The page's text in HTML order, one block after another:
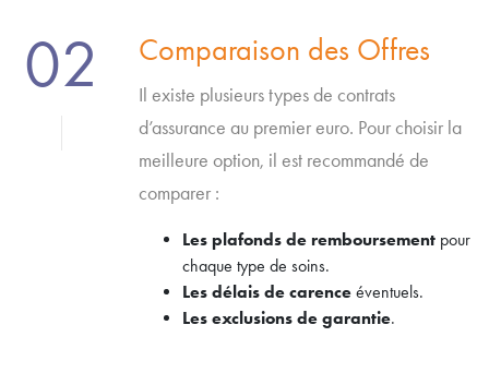
02 Comparaison des Offres
Il existe plusieurs types de contrats
d’assurance au premier euro. Pour choisir la
meilleure option, il est recommandé de
comparer :
Les plafonds de remboursement pour
chaque type de soins.
Les délais de carence éventuels.
Les exclusions de garantie.